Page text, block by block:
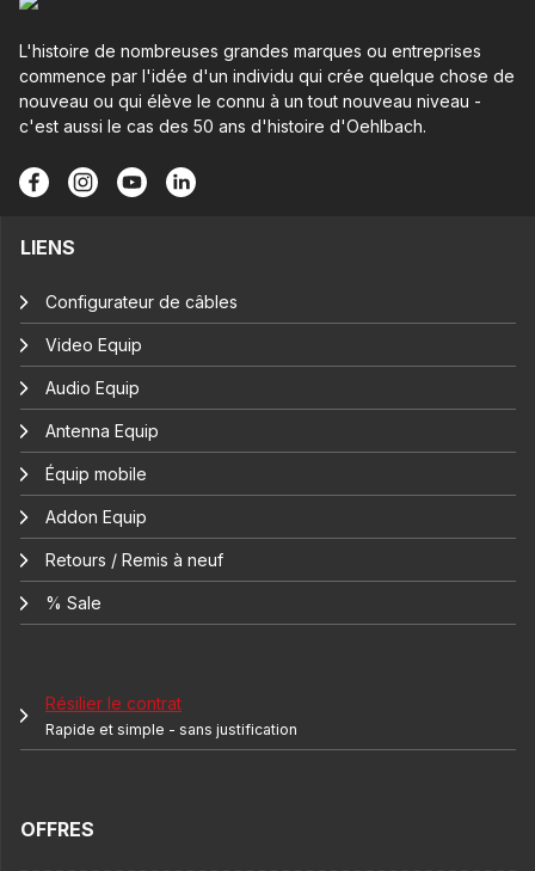
L'histoire de nombreuses grandes marques ou entreprises
commence par l'idée d'un individu qui crée quelque chose de
nouveau ou qui élève le connu à un tout nouveau niveau -
c'est aussi le cas des 50 ans d'histoire d'Oehlbach.
LIENS
Configurateur de câbles
Video Equip
Audio Equip
Antenna Equip
Équip mobile
Addon Equip
Retours / Remis à neuf
% Sale
Résilier le contrat
Rapide et simple - sans justification
OFFRES